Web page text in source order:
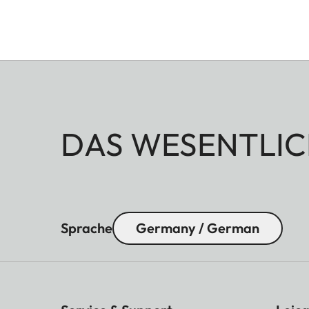
DAS
Sprache Germany / German